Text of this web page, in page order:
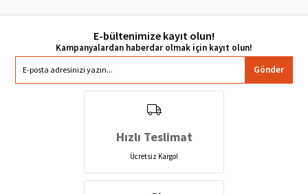
E-bültenimize kayıt olun!
Gönder
Hızlı Teslimat
Ücretsiz Kargo!